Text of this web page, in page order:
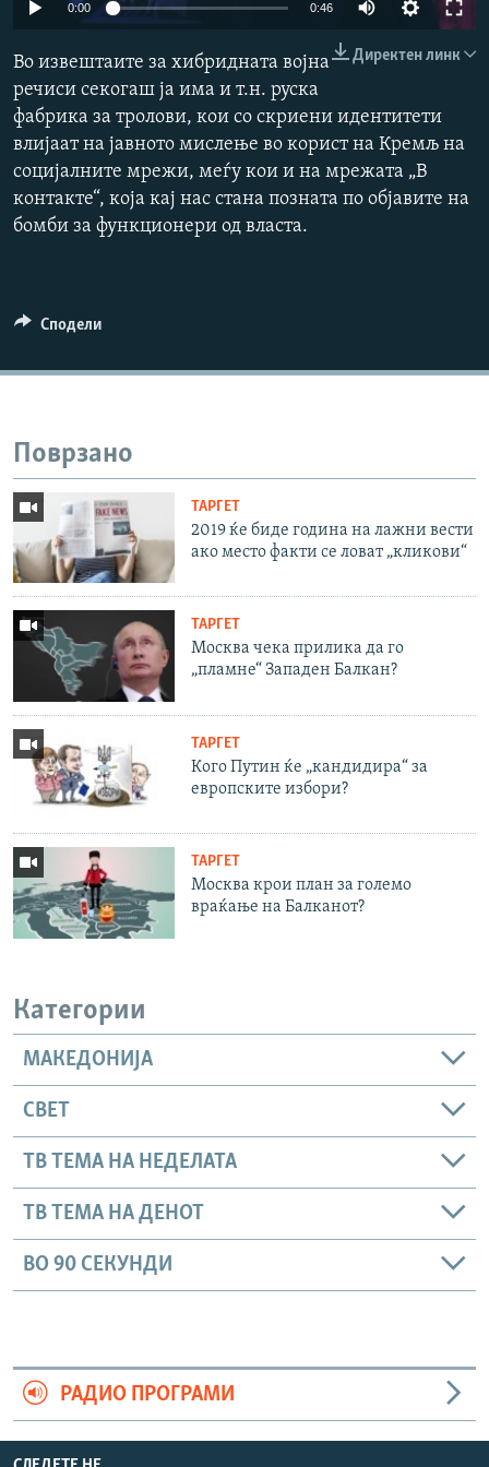
РСЕ веб страници
0:00 0:46
Директен линк
Во извештаите за хибридната војна
речиси секогаш ја има и т.н. руска
фабрика за тролови, кои со скриени идентитети
влијаат на јавното мислење во корист на Кремљ на
социјалните мрежи, меѓу кои и на мрежата „В
контакте“, која кај нас стана позната по објавите на
бомби за функционери од власта.
Сподели
Поврзано
ТАРГЕТ
2019 ќе биде година на лажни вести
ако место факти се ловат „кликови“
ТАРГЕТ
Москва чека прилика да го
„пламне“ Западен Балкан?
ТАРГЕТ
Кого Путин ќе „кандидира“ за
европските избори?
ТАРГЕТ
Москва крои план за големо
враќање на Балканот?
Категории
МАКЕДОНИЈА
СВЕТ
ТВ ТЕМА НА НЕДЕЛАТА
ТВ ТЕМА НА ДЕНОТ
ВО 90 СЕКУНДИ
РАДИО ПРОГРАМИ